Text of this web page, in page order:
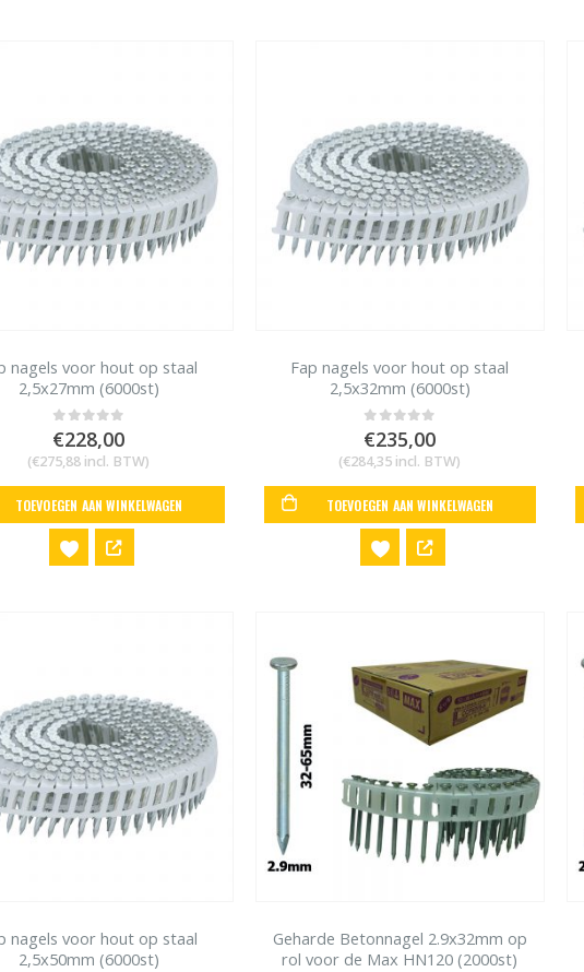
nagels voor hout op staal
2,5x27mm (6000st)
0out of 5
€228,00
(€275,88 incl. BTW)
TOEVOEGEN AAN WINKELWAGEN
Fap nagels voor hout op staal
2,5x32mm (6000st)
0out of 5
€235,00
(€284,35 incl. BTW)
TOEVOEGEN AAN WINKELWAGEN
nagels voor hout op staal
2,5x50mm (6000st)
Geharde Betonnagel 2.9x32mm op
rol voor de Max HN120 (2000st)
€1.150,00.
prijs
is:
€990,00.
1.197,90incl. BTW)